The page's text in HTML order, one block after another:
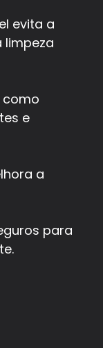
evita a
limpeza
como
e
a
para